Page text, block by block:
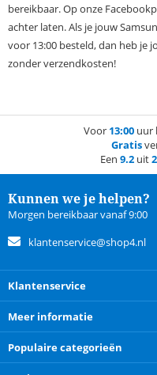
bereikbaar. Op onze
achter laten. Als je jouw
voor 13:00 besteld, dan heb je
zonder verzendkosten!
Voor 13:00 uur
Gratis
Een 9.2 uit
Kunnen we je helpen?
Morgen bereikbaar vanaf 9:00
klantenservice@shop4.nl
Klantenservice
Meer informatie
Populaire categorieën